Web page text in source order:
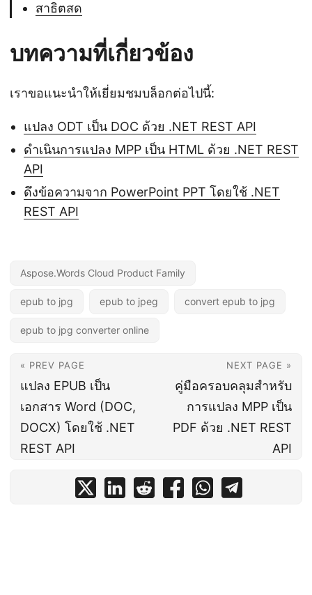
สาธิตสด
บทความที่เกี่ยวข้อง
เราขอแนะนำให้เยี่ยมชมบล็อกต่อไปนี้:
แปลง ODT เป็น DOC ด้วย .NET REST API
ดำเนินการแปลง MPP เป็น HTML ด้วย .NET REST
API
ดึงข้อความจาก PowerPoint PPT โดยใช้ .NET
REST API
Aspose.Words Cloud Product Family
epub to jpg epub to jpeg convert epub to jpg
epub to jpg converter online
« PREV PAGE
แปลง EPUB เป็น
เอกสาร Word (DOC,
DOCX) โดยใช้ .NET
REST API
NEXT PAGE »
คู่มือครอบคลุมสำหรับ
การแปลง MPP เป็น
PDF ด้วย .NET REST
API